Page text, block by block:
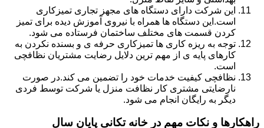
این شرکت دارای دستگاه های مجهز تجاری تمیزکاری
است.این دستگاه ها همراه با نیروی آموزش دیده برای تمیز
کردن قسمت های مختلف ساختمان فرستاده می شود.
توجه به ریزه کاری ها تمیزکاری حرفه ی و بسنده نکردن به
کارهای پایه ی از مهم ترین دلایل رضایت مشتریان نظافچی
است.
نظافچی کیفیت خدمات خود را تضمین می کند.در صورت
نارضایتی مشتری کار نظافت منزل یا شرکت توسط فردی
دیگر به رایگان انجام می شود.
راهکارها و نکات مهم در خانه تکانی پایان سال